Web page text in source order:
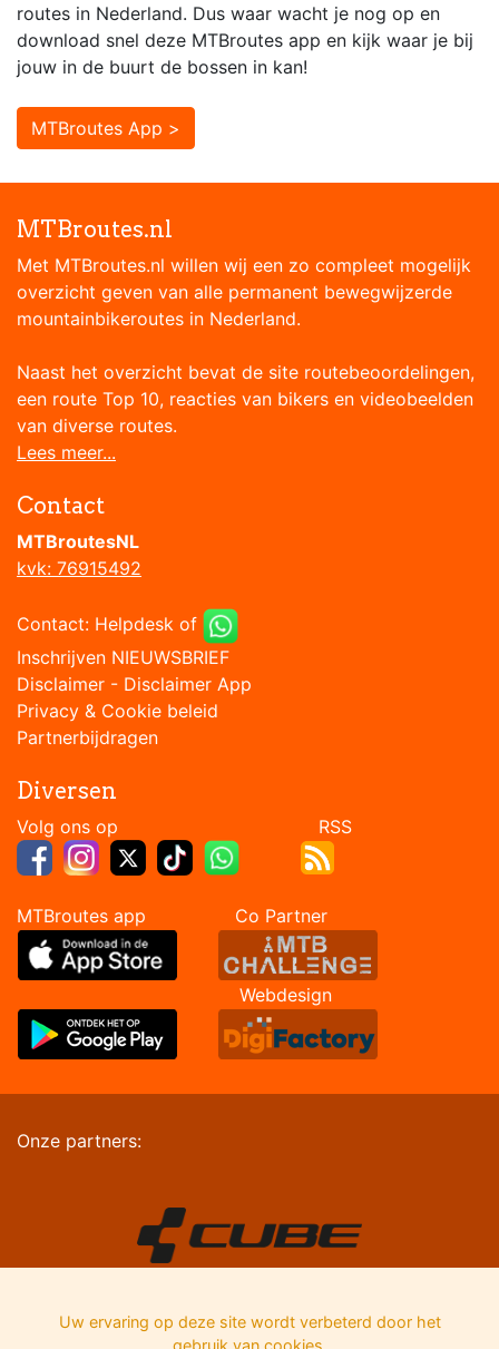
routes in Nederland. Dus waar wacht je nog op en
download snel deze MTBroutes app en kijk waar je bij
jouw in de buurt de bossen in kan!
MTBroutes App >
MTBroutes.nl
Met MTBroutes.nl willen wij een zo compleet mogelijk
overzicht geven van alle permanent bewegwijzerde
mountainbikeroutes in Nederland.
Naast het overzicht bevat de site routebeoordelingen,
een route Top 10, reacties van bikers en videobeelden
van diverse routes.
Lees meer...
Contact
MTBroutesNL
kvk: 76915492
Contact: Helpdesk of
Inschrijven NIEUWSBRIEF
Disclaimer - Disclaimer App
Privacy & Cookie beleid
Partnerbijdragen
Diversen
Volg ons op RSS
MTBroutes app Co Partner
Webdesign
Onze partners:
Uw ervaring op deze site wordt verbeterd door het
gebruik van cookies.